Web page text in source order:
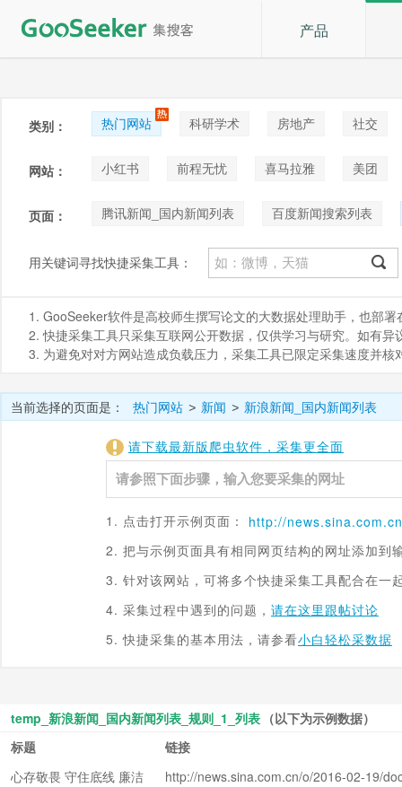
产品
类别： 热门网站 科研学术 房地产
社交
论坛贴吧
招聘 拍卖
网站： 小红书 前程无忧 喜马拉雅
美团
新浪微博_cn端
天猫 B站(bilibili)
页面： 腾讯新闻_国内新闻列表
百度新闻搜索列表
今日头条列表(滚屏30次)
百度推广搜索关键词
用关键词寻找快捷采集工具：
1. GooSeeker软件是高校师生撰写论文的大数据处理助手，也部
2. 快捷采集工具只采集互联网公开数据，仅供学习与研究。如有
3. 为避免对对方网站造成负载压力，采集工具已限定采集速度并
当前选择的页面是： 热门网站 > 新闻 > 新浪新闻_国内新闻列表
请下载最新版爬虫软件，采集更全面
1. 点击打开示例页面： http://news.sina.com
2. 把与示例页面具有相同网页结构的网址添加到
3. 针对该网站，可将多个快捷采集工具配合在一
4. 采集过程中遇到的问题， 请在这里跟帖讨论
5. 快捷采集的基本用法，请参看小白轻松采数据
temp_新浪新闻_国内新闻列表_规则_1_列表 （以下为示例数据）
标题
链接
心存敬畏 守住底线 廉洁
http://news.sina.com.cn/o/2016-02-19/